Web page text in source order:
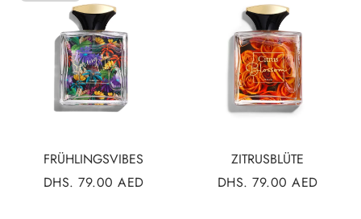
FRÜHLINGSVIBES
NORMALER
DHS. 79.00 AED
ZITRUSBLÜTE
NORMALER
DHS. 79.00 AED